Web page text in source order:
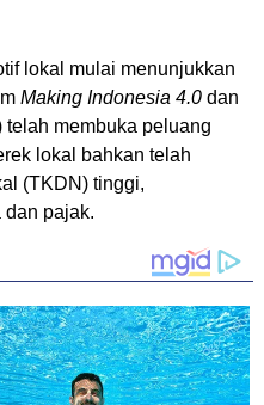
lokal mulai menunjukkan
Making Indonesia 4.0 dan
membuka peluang
lokal bahkan telah
(TKDN) tinggi,
dan pajak.